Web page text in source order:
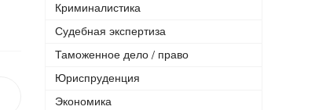
Криминалистика
Судебная экспертиза
Таможенное дело / право
Юриспруденция
Экономика